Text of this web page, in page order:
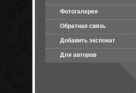
Фотогалерея
Обратная связь
Добавить экспонат
Для авторов